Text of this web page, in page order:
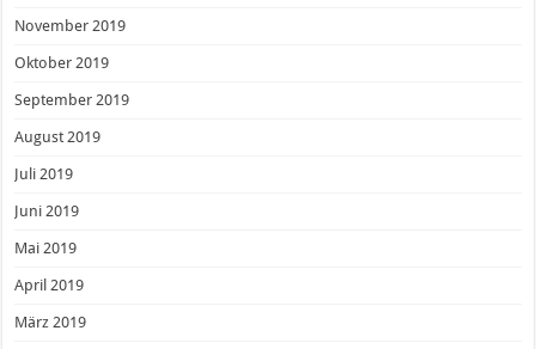
November 2019
Oktober 2019
September 2019
August 2019
Juli 2019
Juni 2019
Mai 2019
April 2019
März 2019